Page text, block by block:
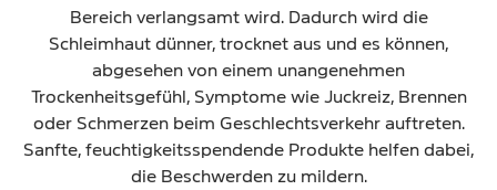
Bereich verlangsamt wird. Dadurch wird die
Schleimhaut dünner, trocknet aus und es können,
abgesehen von einem unangenehmen
Trockenheitsgefühl, Symptome wie Juckreiz, Brennen
oder Schmerzen beim Geschlechtsverkehr auftreten.
Sanfte, feuchtigkeitsspendende Produkte helfen dabei,
die Beschwerden zu mildern.